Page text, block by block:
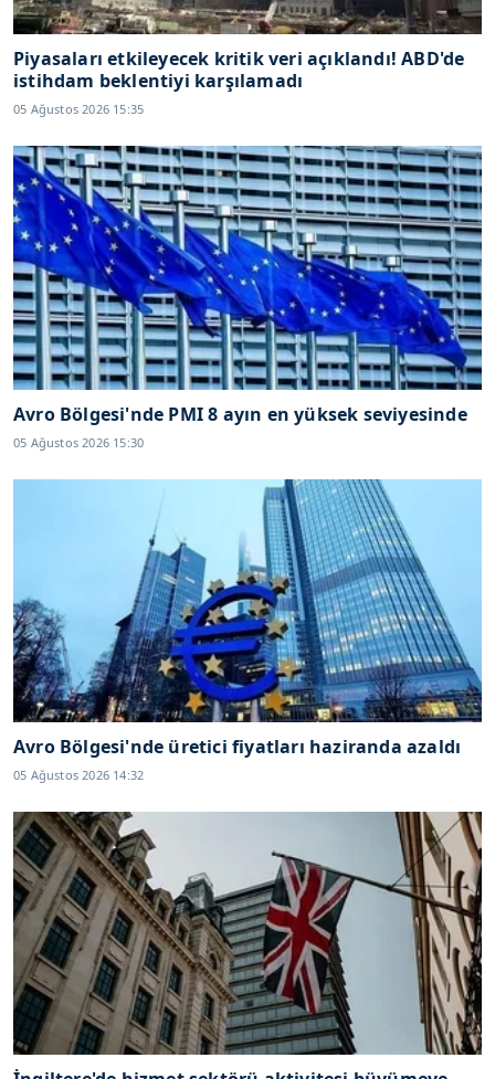
Piyasaları etkileyecek kritik veri açıklandı! ABD'de
istihdam beklentiyi karşılamadı
05 Ağustos 2026 15:35
Avro Bölgesi'nde PMI 8 ayın en yüksek seviyesinde
05 Ağustos 2026 15:30
Avro Bölgesi'nde üretici fiyatları haziranda azaldı
05 Ağustos 2026 14:32